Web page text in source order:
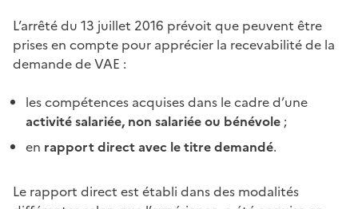
L’arrêté du 13 juillet 2016 prévoit que peuvent être
prises en compte pour apprécier la recevabilité de la
demande de VAE :
les compétences acquises dans le cadre d’une
activité salariée, non salariée ou bénévole ;
en rapport direct avec le titre demandé.
Le rapport direct est établi dans des modalités